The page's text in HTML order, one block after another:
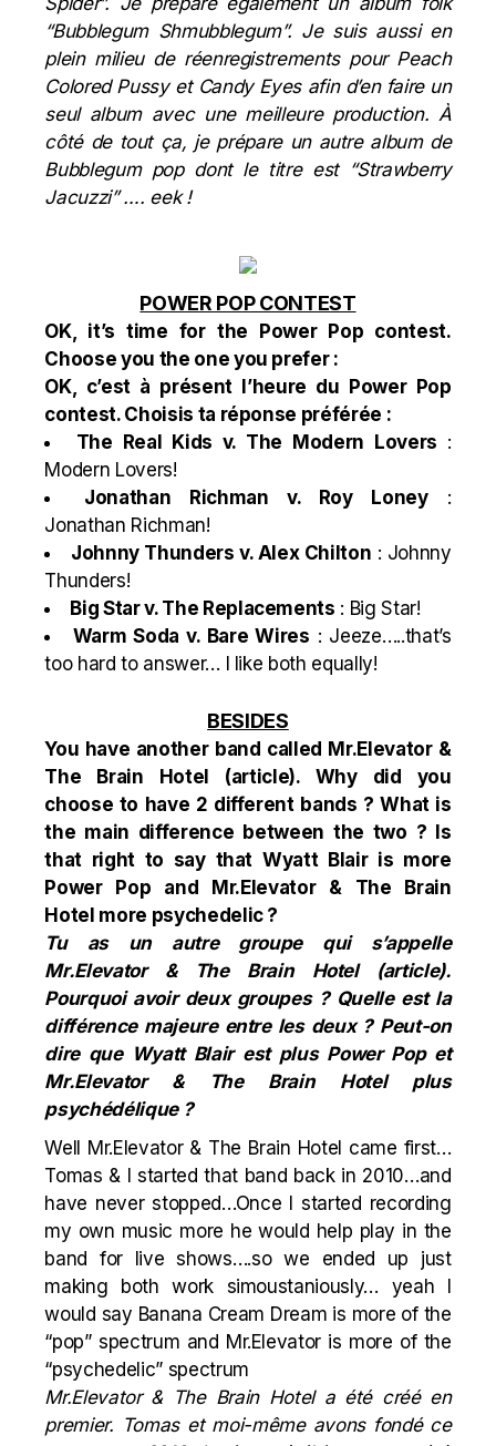
“Bubblegum Shmubblegum”. Je suis aussi en
plein milieu de réenregistrements pour Peach
Colored Pussy et Candy Eyes afin d’en faire un
seul album avec une meilleure production. À
côté de tout ça, je prépare un autre album de
Bubblegum pop dont le titre est “Strawberry
Jacuzzi” …. eek !
POWER POP CONTEST
OK, it’s time for the Power Pop contest.
Choose you the one you prefer :
OK, c’est à présent l’heure du Power Pop
contest. Choisis ta réponse préférée :
The Real Kids v. The Modern Lovers :
Modern Lovers!
Jonathan Richman v. Roy Loney:
Jonathan Richman!
Johnny Thunders v. Alex Chilton : Johnny
Thunders!
Big Star v. The Replacements : Big Star!
Warm Soda v. Bare Wires : Jeeze…..that’s
too hard to answer… I like both equally!
BESIDES
You have another band called Mr.Elevator &
The Brain Hotel (article). Why did you
choose to have 2 different bands ? What is
the main difference between the two ? Is
that right to say that Wyatt Blair is more
Power Pop and Mr.Elevator & The Brain
Hotel more psychedelic ?
Tu as un autre groupe qui s’appelle
Mr.Elevator & The Brain Hotel (article).
Pourquoi avoir deux groupes ? Quelle est la
différence majeure entre les deux ? Peut-on
dire que Wyatt Blair est plus Power Pop et
Mr.Elevator & The Brain Hotel plus
psychédélique ?
Well Mr.Elevator & The Brain Hotel came first…
Tomas & I started that band back in 2010…and
have never stopped…Once I started recording
my own music more he would help play in the
band for live shows….so we ended up just
making both work simoustaniously… yeah I
would say Banana Cream Dream is more of the
“pop” spectrum and Mr.Elevator is more of the
“psychedelic” spectrum
Mr.Elevator & The Brain Hotel a été créé en
premier. Tomas et moi-même avons fondé ce